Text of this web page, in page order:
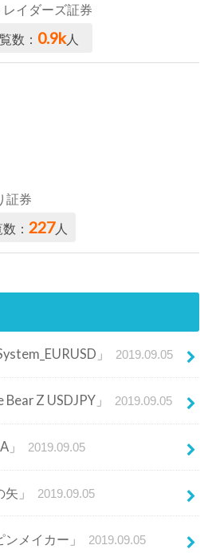
イダーズ証券
数： 0.9k人
証券
：227人
」 2019.09.05
Z USDJPY」 2019.09.05
」 2019.09.05
」 2019.09.05
メイカー」 2019.09.05